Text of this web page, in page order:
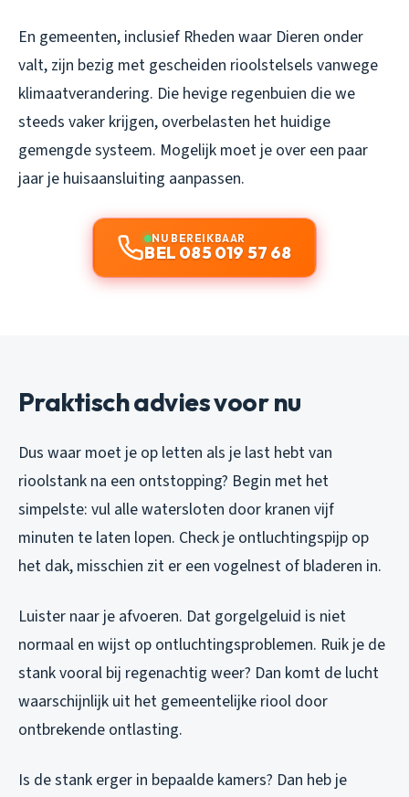
En gemeenten, inclusief Rheden waar Dieren onder
valt, zijn bezig met gescheiden rioolstelsels vanwege
klimaatverandering. Die hevige regenbuien die we
steeds vaker krijgen, overbelasten het huidige
gemengde systeem. Mogelijk moet je over een paar
jaar je huisaansluiting aanpassen.
NU BEREIKBAAR
BEL 085 019 57 68
Praktisch advies voor nu
Dus waar moet je op letten als je last hebt van
rioolstank na een ontstopping? Begin met het
simpelste: vul alle watersloten door kranen vijf
minuten te laten lopen. Check je ontluchtingspijp op
het dak, misschien zit er een vogelnest of bladeren in.
Luister naar je afvoeren. Dat gorgelgeluid is niet
normaal en wijst op ontluchtingsproblemen. Ruik je de
stank vooral bij regenachtig weer? Dan komt de lucht
waarschijnlijk uit het gemeentelijke riool door
ontbrekende ontlasting.
Is de stank erger in bepaalde kamers? Dan heb je